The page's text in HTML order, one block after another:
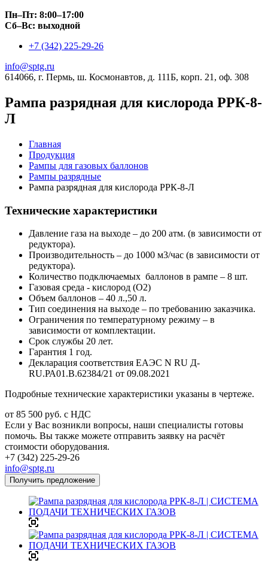
Пн–Пт: 8:00–17:00
Сб–Вс: выходной
+7 (342) 225-29-26
info@sptg.ru
614066, г. Пермь, ш. Космонавтов, д. 111Б, корп. 21, оф. 308
Рампа разрядная для кислорода РРК-8-
Л
Главная
Продукция
Рампы для газовых баллонов
Рампы разрядные
Рампа разрядная для кислорода РРК-8-Л
Технические характеристики
Давление газа на выходе – до 200 атм. (в зависимости от
редуктора).
Производительность – до 1000 м3/час (в зависимости от
редуктора).
Количество подключаемых баллонов в рампе – 8 шт.
Газовая среда - кислород (O2)
Объем баллонов – 40 л.,50 л.
Тип соединения на выходе – по требованию заказчика.
Ограничения по температурному режиму – в
зависимости от комплектации.
Срок службы 20 лет.
Гарантия 1 год.
Декларация соответствия ЕАЭС N RU Д-
RU.РА01.В.62384/21 от 09.08.2021
Подробные технические характеристики указаны в чертеже.
от 85 500 руб. с НДС
Если у Вас возникли вопросы, наши специалисты готовы
помочь. Вы также можете отправить заявку на расчёт
стоимости оборудования.
+7 (342) 225-29-26
info@sptg.ru
Получить предложение